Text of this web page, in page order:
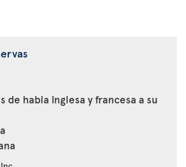
de habla inglesa y francesa a su